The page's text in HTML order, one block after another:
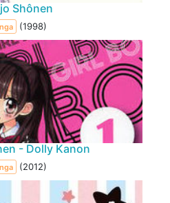
Shônen
(1998)
- Dolly Kanon
(2012)